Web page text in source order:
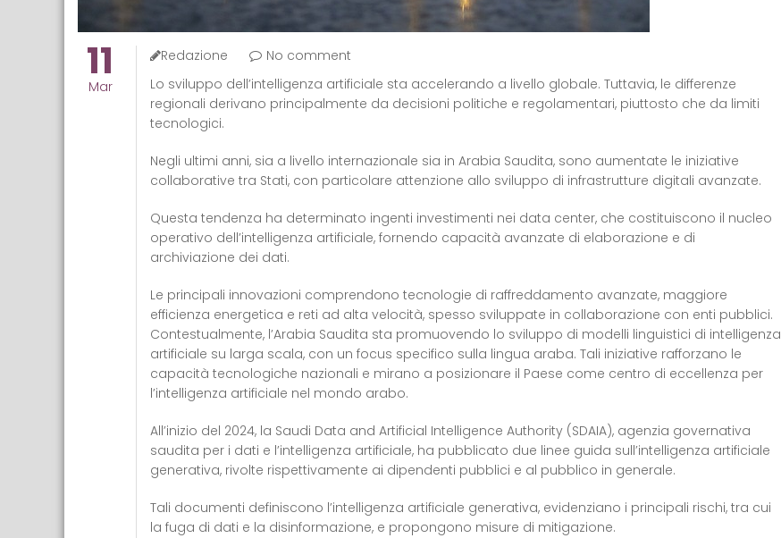
11
Mar
Redazione
No comment
Lo sviluppo dell’intelligenza artificiale sta accelerando a livello globale. Tuttavia, le differenze
regionali derivano principalmente da decisioni politiche e regolamentari, piuttosto che da limiti
tecnologici.
Negli ultimi anni, sia a livello internazionale sia in Arabia Saudita, sono aumentate le iniziative
collaborative tra Stati, con particolare attenzione allo sviluppo di infrastrutture digitali avanzate.
Questa tendenza ha determinato ingenti investimenti nei data center, che costituiscono il nucleo
operativo dell’intelligenza artificiale, fornendo capacità avanzate di elaborazione e di
archiviazione dei dati.
Le principali innovazioni comprendono tecnologie di raffreddamento avanzate, maggiore
efficienza energetica e reti ad alta velocità, spesso sviluppate in collaborazione con enti pubblici.
Contestualmente, l’Arabia Saudita sta promuovendo lo sviluppo di modelli linguistici di intelligenza
artificiale su larga scala, con un focus specifico sulla lingua araba. Tali iniziative rafforzano le
capacità tecnologiche nazionali e mirano a posizionare il Paese come centro di eccellenza per
l’intelligenza artificiale nel mondo arabo.
All’inizio del 2024, la Saudi Data and Artificial Intelligence Authority (SDAIA), agenzia governativa
saudita per i dati e l’intelligenza artificiale, ha pubblicato due linee guida sull’intelligenza artificiale
generativa, rivolte rispettivamente ai dipendenti pubblici e al pubblico in generale.
Tali documenti definiscono l’intelligenza artificiale generativa, evidenziano i principali rischi, tra cui
la fuga di dati e la disinformazione, e propongono misure di mitigazione.